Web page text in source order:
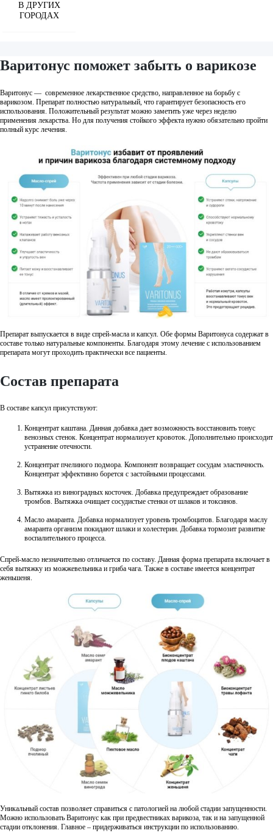
В ДРУГИХ
ГОРОДАХ
Варитонус поможет забыть о варикозе
Варитонус — современное лекарственное средство, направленное на борьбу с
варикозом. Препарат полностью натуральный, что гарантирует безопасность его
использования. Положительный результат можно заметить уже через неделю
применения лекарства. Но для получения стойкого эффекта нужно обязательно пройти
полный курс лечения.
Препарат выпускается в виде спрей-масла и капсул. Обе формы Варитонуса содержат в
составе только натуральные компоненты. Благодаря этому лечение с использованием
препарата могут проходить практически все пациенты.
Состав препарата
В составе капсул присутствуют:
Концентрат каштана. Данная добавка дает возможность восстановить тонус
венозных стенок. Концентрат нормализует кровоток. Дополнительно происходит
устранение отечности.
Концентрат пчелиного подмора. Компонент возвращает сосудам эластичность.
Концентрат эффективно борется с застойными процессами.
Вытяжка из виноградных косточек. Добавка предупреждает образование
тромбов. Вытяжка очищает сосудистые стенки от шлаков и токсинов.
Масло амаранта. Добавка нормализует уровень тромбоцитов. Благодаря маслу
амаранта организм покидают шлаки и холестерин. Добавка тормозит развитие
воспалительного процесса.
Спрей-масло незначительно отличается по составу. Данная форма препарата включает в
себя вытяжку из можжевельника и гриба чага. Также в составе имеется концентрат
женьшеня.
Уникальный состав позволяет справиться с патологией на любой стадии запущенности.
Можно использовать Варитонус как при предвестниках варикоза, так и на запущенной
стадии отклонения. Главное – придерживаться инструкции по использованию.